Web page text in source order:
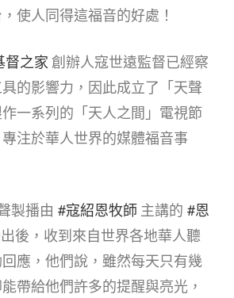
使人同得這福音的好處！
督之家 創辦人寇世遠監督已經察
的影響力，因此成立了「天聲
一系列的「天人之間」電視節
注於華人世界的媒體福音事
製播由 #寇紹恩牧師 主講的 #恩
後，收到來自世界各地華人聽
應，他們說，雖然每天只有幾
帶給他們許多的提醒與亮光，